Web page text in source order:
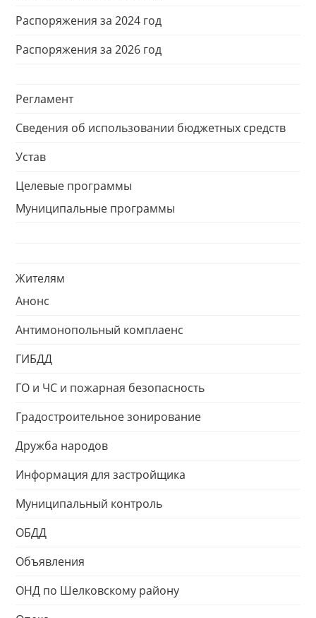
Распоряжения за 2024 год
Распоряжения за 2026 год
Регламент
Сведения об использовании бюджетных средств
Устав
Целевые программы
Муниципальные программы
Жителям
Анонс
Антимонопольный комплаенс
ГИБДД
ГО и ЧС и пожарная безопасность
Градостроительное зонирование
Дружба народов
Информация для застройщика
Муниципальный контроль
ОБДД
Объявления
ОНД по Шелковскому району